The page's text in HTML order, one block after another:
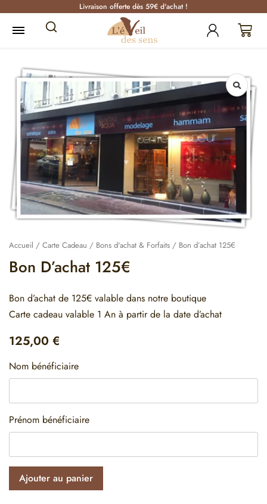
Livraison offerte dès 59€ d'achat !
Accueil / Carte Cadeau / Bons d'achat & Forfaits / Bon d’achat 125€
Bon D’achat 125€
Bon d’achat de 125€ valable dans notre boutique
Carte cadeau valable 1 An à partir de la date d’achat
125,00 €
Nom bénéficiaire
Prénom bénéficiaire
Ajouter au panier